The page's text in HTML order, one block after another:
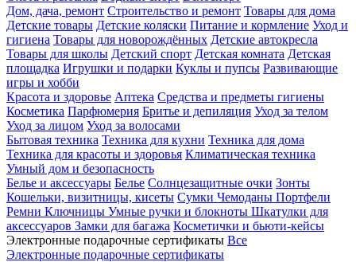
Дом, дача, ремонт Строительство и ремонт Товары для дома
Детские товары Детские коляски Питание и кормление Уход и
гигиена Товары для новорождённых Детские автокресла
Товары для школы Детский спорт Детская комната Детская
площадка Игрушки и подарки Куклы и пупсы Развивающие
игры и хобби
Красота и здоровье Аптека Средства и предметы гигиены
Косметика Парфюмерия Бритье и депиляция Уход за телом
Уход за лицом Уход за волосами
Бытовая техника Техника для кухни Техника для дома
Техника для красоты и здоровья Климатическая техника
Умный дом и безопасность
Белье и аксессуары Белье Солнцезащитные очки Зонты
Кошельки, визитницы, кисеты Сумки Чемоданы Портфели
Ремни Ключницы Умные ручки и блокноты Шкатулки для
аксессуаров Замки для багажа Косметички и бьюти-кейсы
Электронные подарочные сертификаты Все
Электронные подарочные сертификаты